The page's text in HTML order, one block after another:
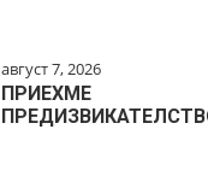
август 7, 2026
ПРИЕХМЕ